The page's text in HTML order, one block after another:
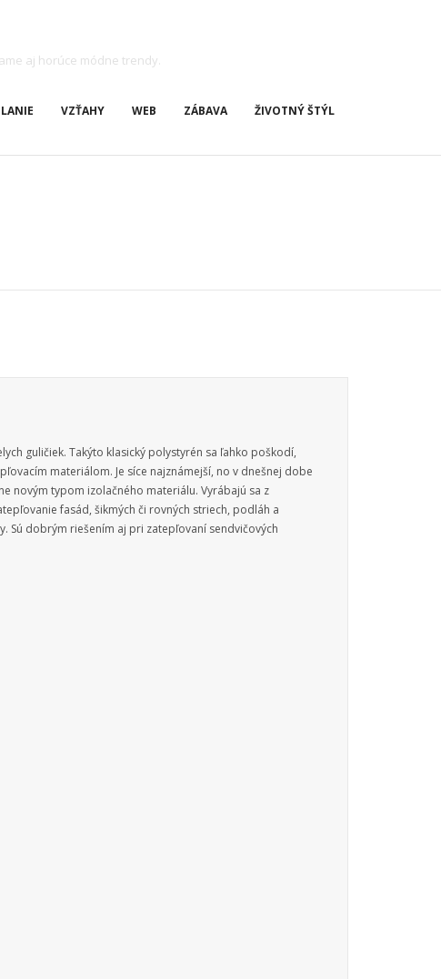
aj horúce módne trendy.
VZŤAHY WEB ZÁBAVA ŽIVOTNÝ ŠTÝL
guličiek. Takýto klasický polystyrén sa ľahko poškodí,
materiálom. Je síce najznámejší, no v dnešnej dobe
novým typom izolačného materiálu. Vyrábajú sa z
fasád, šikmých či rovných striech, podláh a
Sú dobrým riešením aj pri zatepľovaní sendvičových